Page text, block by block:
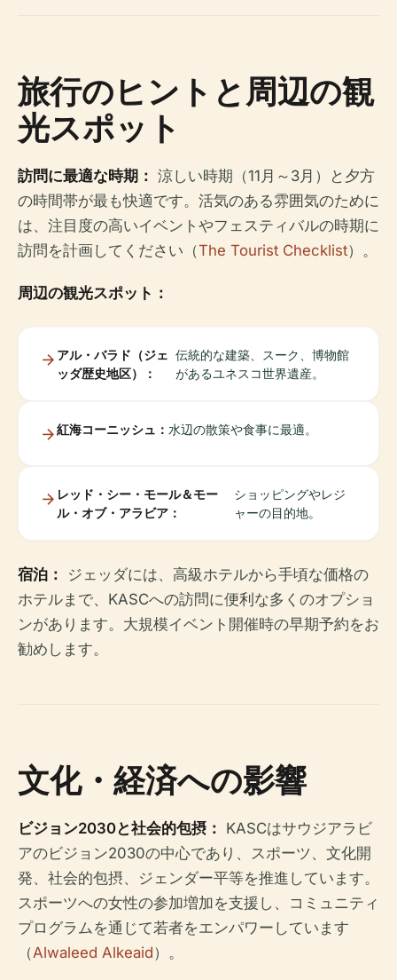
旅行のヒントと周辺の観
光スポット
訪問に最適な時期： 涼しい時期（11月～3月）と夕方
の時間帯が最も快適です。活気のある雰囲気のために
は、注目度の高いイベントやフェスティバルの時期に
訪問を計画してください（The Tourist Checklist）。
周辺の観光スポット：
アル・バラド（ジェ
ッダ歴史地区）：
伝統的な建築、スーク、博物館
があるユネスコ世界遺産。
紅海コー​​ニッシュ： 水辺の散策や食事に最適。
レッド・シー・モール＆モー
ル・オブ・アラビア：
ショッピングやレジ
ャーの目的地。
宿泊：
ジェッダには、高級ホテルから手頃な価格の
ホテルまで、KASCへの訪問に便利な多くのオプショ
ンがあります。大規模イベント開催時の早期予約をお
勧めします。
文化・経済への影響
ビジョン2030と社会的包摂： KASCはサウジアラビ
アのビジョン2030の中心であり、スポーツ、文化開
発、社会的包摂、ジェンダー平等を推進しています。
スポーツへの女性の参加増加を支援し、コミュニティ
プログラムを通じて若者をエンパワーしています
（Alwaleed Alkeaid）。